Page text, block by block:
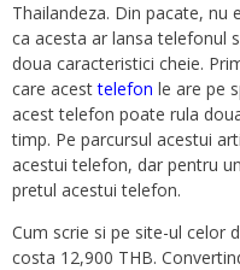
Thailandeza. Din pacate, nu
ca acesta ar lansa telefonul
doua caracteristici cheie.
care acesttelefon le are pe
acest telefon poate rula
timp. Pe parcursul acestui
acestui telefon, dar pentru
pretul acestui telefon.
Cum scrie si pe site-ul celor
costa 12,900 THB.